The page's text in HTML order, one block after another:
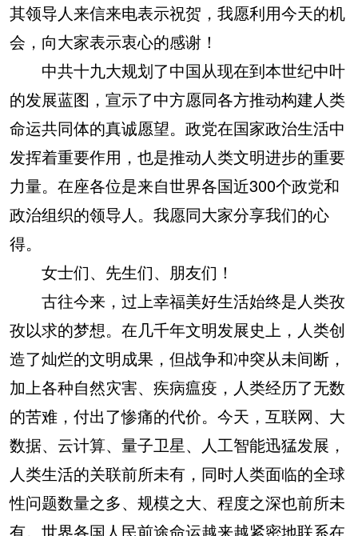
其领导人来信来电表示祝贺，我愿利用今天的机
会，向大家表示衷心的感谢！
中共十九大规划了中国从现在到本世纪中叶
的发展蓝图，宣示了中方愿同各方推动构建人类
命运共同体的真诚愿望。政党在国家政治生活中
发挥着重要作用，也是推动人类文明进步的重要
力量。在座各位是来自世界各国近300个政党和
政治组织的领导人。我愿同大家分享我们的心
得。
女士们、先生们、朋友们！
古往今来，过上幸福美好生活始终是人类孜
孜以求的梦想。在几千年文明发展史上，人类创
造了灿烂的文明成果，但战争和冲突从未间断，
加上各种自然灾害、疾病瘟疫，人类经历了无数
的苦难，付出了惨痛的代价。今天，互联网、大
数据、云计算、量子卫星、人工智能迅猛发展，
人类生活的关联前所未有，同时人类面临的全球
性问题数量之多、规模之大、程度之深也前所未
有。世界各国人民前途命运越来越紧密地联系在